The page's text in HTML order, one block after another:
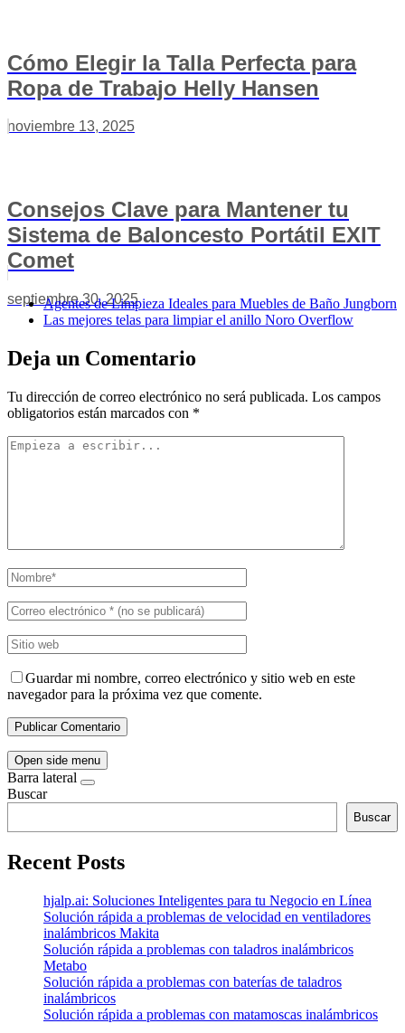
Cómo Elegir la Talla Perfecta para
Ropa de Trabajo Helly Hansen
noviembre 13, 2025
Consejos Clave para Mantener tu
Sistema de Baloncesto Portátil EXIT
Comet
septiembre 30, 2025
Agentes de Limpieza Ideales para Muebles de Baño Jungborn
Las mejores telas para limpiar el anillo Noro Overflow
Deja un Comentario
Tu dirección de correo electrónico no será publicada. Los campos
obligatorios están marcados con *
Guardar mi nombre, correo electrónico y sitio web en este
navegador para la próxima vez que comente.
Open side menu
Barra lateral
Buscar
Buscar
Recent Posts
hjalp.ai: Soluciones Inteligentes para tu Negocio en Línea
Solución rápida a problemas de velocidad en ventiladores
inalámbricos Makita
Solución rápida a problemas con taladros inalámbricos
Metabo
Solución rápida a problemas con baterías de taladros
inalámbricos
Solución rápida a problemas con matamoscas inalámbricos